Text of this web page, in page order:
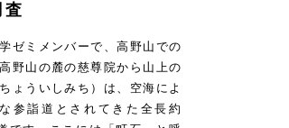
ゼミメンバーで、高野山での
野山の麓の慈尊院から山上の
ょういしみち）は、空海によ
参詣道とされてきた全長約